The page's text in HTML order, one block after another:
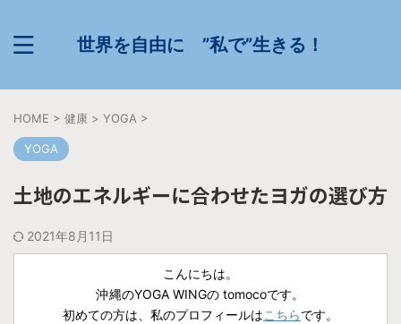
世界を自由に ”私で”生きる！
HOME > 健康 > YOGA >
YOGA
土地のエネルギーに合わせたヨガの選び方
2021年8月11日
こんにちは。
沖縄のYOGA WINGの tomocoです。
初めての方は、私のプロフィールはこちらです。